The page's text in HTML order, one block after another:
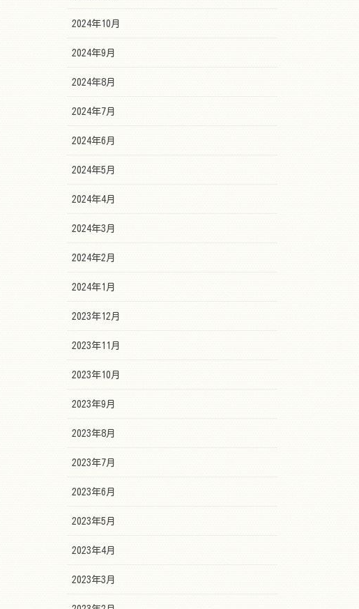
2024年10月
2024年9月
2024年8月
2024年7月
2024年6月
2024年5月
2024年4月
2024年3月
2024年2月
2024年1月
2023年12月
2023年11月
2023年10月
2023年9月
2023年8月
2023年7月
2023年6月
2023年5月
2023年4月
2023年3月